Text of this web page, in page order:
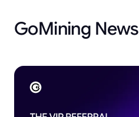
GoMining News